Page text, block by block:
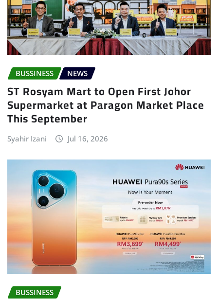
BUSSINESS NEWS
ST Rosyam Mart to Open First Johor
Supermarket at Paragon Market Place
This September
Syahir Izani Jul 16, 2026
BUSSINESS